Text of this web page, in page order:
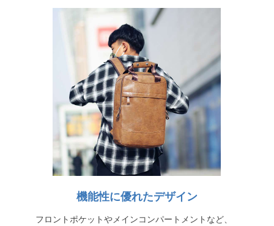
機能性に優れたデザイン
フロントポケットやメインコンパートメントなど、